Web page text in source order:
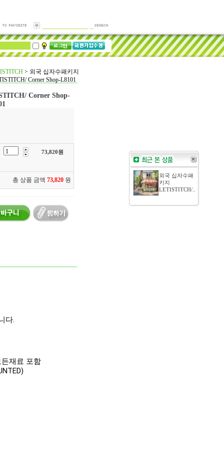
> 외국 십자수패키지
Corner Shop-L8101
Corner Shop-
73,820원
총 상품 금액 73,820 원
다.
재료 포함
외국 십자수패
키지
LETISTITCH/..